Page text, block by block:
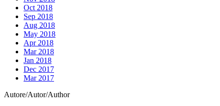
Oct 2018
Sep 2018
Aug 2018
May 2018
Apr 2018
Mar 2018
Jan 2018
Dec 2017
Mar 2017
Autore/Autor/Author